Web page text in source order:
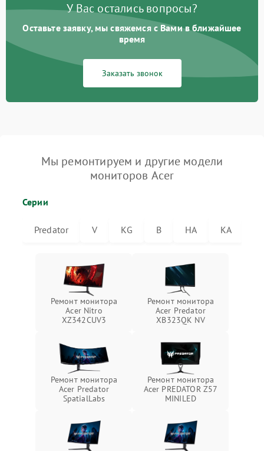
У Вас остались вопросы?
Оставьте заявку, мы свяжемся с Вами в ближайшее
время
Заказать звонок
Мы ремонтируем и другие модели
мониторов Acer
Серии
Predator V KG B HA KA
Ремонт монитора
Acer Nitro
XZ342CUV3
Ремонт монитора
Acer Predator
XB323QK NV
Ремонт монитора
Acer Predator
SpatialLabs
Ремонт монитора
Acer PREDATOR Z57
MINILED